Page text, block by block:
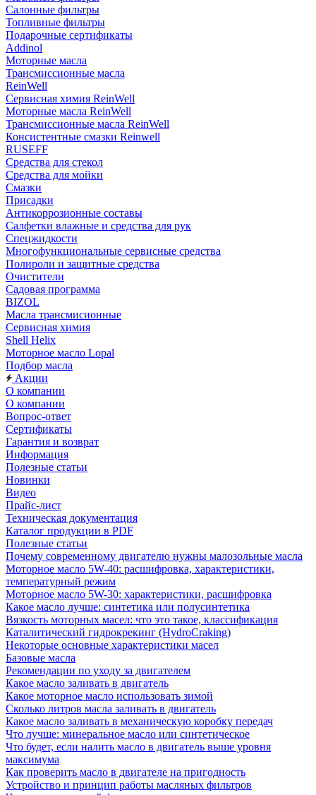
Салонные фильтры
Топливные фильтры
Подарочные сертификаты
Addinol
Моторные масла
Трансмиссионные масла
ReinWell
Сервисная химия ReinWell
Моторные масла ReinWell
Трансмиссионные масла ReinWell
Консистентные смазки Reinwell
RUSEFF
Средства для стекол
Средства для мойки
Смазки
Присадки
Антикоррозионные составы
Салфетки влажные и средства для рук
Спецжидкости
Многофункциональные сервисные средства
Полироли и защитные средства
Очистители
Садовая программа
BIZOL
Масла трансмисионные
Сервисная химия
Shell Helix
Моторное масло Lopal
Подбор масла
Акции
О компании
О компании
Вопрос-ответ
Сертификаты
Гарантия и возврат
Информация
Полезные статьи
Новинки
Видео
Прайс-лист
Техническая документация
Каталог продукции в PDF
Полезные статьи
Почему современному двигателю нужны малозольные масла
Моторное масло 5W-40: расшифровка, характеристики,
температурный режим
Моторное масло 5W-30: характеристики, расшифровка
Какое масло лучше: синтетика или полусинтетика
Вязкость моторных масел: что это такое, классификация
Каталитический гидрокрекинг (НydroСraking)
Некоторые основные характеристики масел
Базовые масла
Рекомендации по уходу за двигателем
Какое масло заливать в двигатель
Какое моторное масло использовать зимой
Сколько литров масла заливать в двигатель
Какое масло заливать в механическую коробку передач
Что лучше: минеральное масло или синтетическое
Что будет, если налить масло в двигатель выше уровня
максимума
Как проверить масло в двигателе на пригодность
Устройство и принцип работы масляных фильтров